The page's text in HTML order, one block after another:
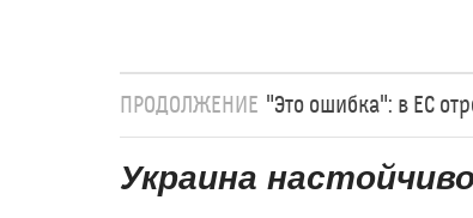
ПРОДОЛЖЕНИЕ "Это ошибка": в ЕС
Украина